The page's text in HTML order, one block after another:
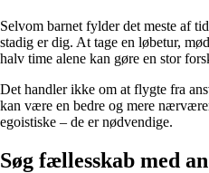
Selvom barnet fylder det meste af
stadig er dig. At tage en løbetur,
halv time alene kan gøre en stor
Det handler ikke om at flygte fra
kan være en bedre og mere
egoistiske – de er nødvendige.
Søg fællesskab med